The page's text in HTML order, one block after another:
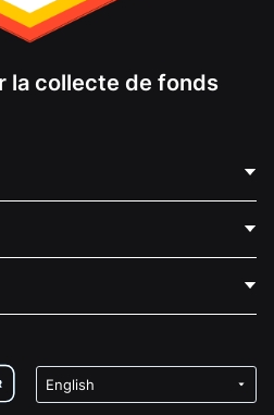
la collecte de fonds